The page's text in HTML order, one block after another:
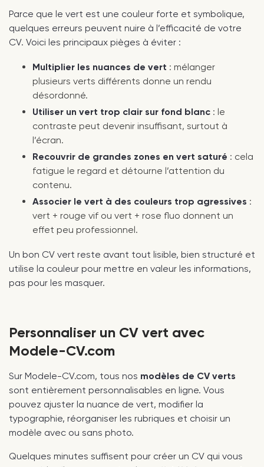
Parce que le vert est une couleur forte et symbolique,
quelques erreurs peuvent nuire à l’efficacité de votre
CV. Voici les principaux pièges à éviter :
Multiplier les nuances de vert : mélanger
plusieurs verts différents donne un rendu
désordonné.
Utiliser un vert trop clair sur fond blanc : le
contraste peut devenir insuffisant, surtout à
l’écran.
Recouvrir de grandes zones en vert saturé : cela
fatigue le regard et détourne l’attention du
contenu.
Associer le vert à des couleurs trop agressives :
vert + rouge vif ou vert + rose fluo donnent un
effet peu professionnel.
Un bon CV vert reste avant tout lisible, bien structuré et
utilise la couleur pour mettre en valeur les informations,
pas pour les masquer.
Personnaliser un CV vert avec
Modele-CV.com
Sur Modele-CV.com, tous nos modèles de CV verts
sont entièrement personnalisables en ligne. Vous
pouvez ajuster la nuance de vert, modifier la
typographie, réorganiser les rubriques et choisir un
modèle avec ou sans photo.
Quelques minutes suffisent pour créer un CV qui vous